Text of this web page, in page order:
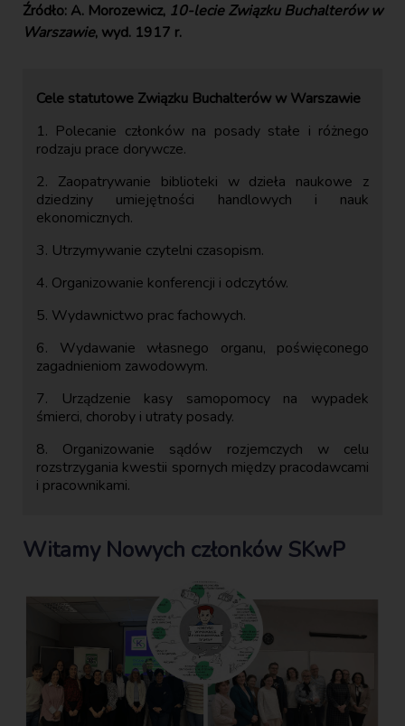
Źródło: A. Morozewicz, 10-lecie Związku Buchalterów w
Warszawie, wyd. 1917 r.
Cele statutowe Związku Buchalterów w Warszawie
1. Polecanie członków na posady stałe i różnego
rodzaju prace dorywcze.
2. Zaopatrywanie biblioteki w dzieła naukowe z
dziedziny umiejętności handlowych i nauk
ekonomicznych.
3. Utrzymywanie czytelni czasopism.
4. Organizowanie konferencji i odczytów.
5. Wydawnictwo prac fachowych.
6. Wydawanie własnego organu, poświęconego
zagadnieniom zawodowym.
7. Urządzenie kasy samopomocy na wypadek
śmierci, choroby i utraty posady.
8. Organizowanie sądów rozjemczych w celu
rozstrzygania kwestii spornych między pracodawcami
i pracownikami.
Witamy Nowych członków SKwP